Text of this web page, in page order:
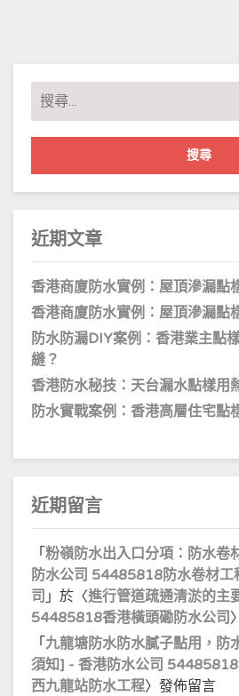
搜
尋
關
字:
近期文章
香港商廈防水實例：屋頂滲漏點
香港商廈防水實例：屋頂滲漏點
防水防漏DIY案例：香港業主點
縫？
香港防水秘技：天台漏水點樣用
防水實戰案例：香港高層住宅點
近期留言
「 粉嶺防水出入口分項：防水卷
防水公司 54485818防水卷材工
司 」於〈進行管道疏通清淤的主
54485818香港橫頭磡防水公司
「 九龍塘防水防水膩子點用，防
須知] - 香港防水公司
西九龍站防水工程〉發佈留言